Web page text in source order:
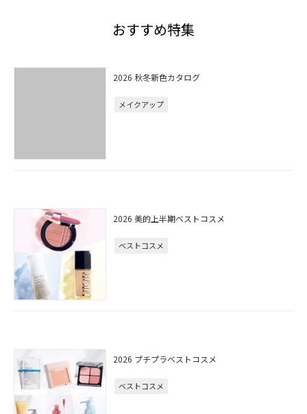
おすすめ特集
2026 秋冬新色カタログ
メイクアップ
2026 美的上半期ベストコスメ
ベストコスメ
2026 プチプラベストコスメ
ベストコスメ